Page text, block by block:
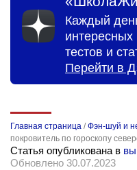
Каждый
интересных
тестов и
Перейти в
Главная страница /Фэн-шуй и
покровитель по гороскопу
Статья опубликована в
Обновлено 30.07.2023